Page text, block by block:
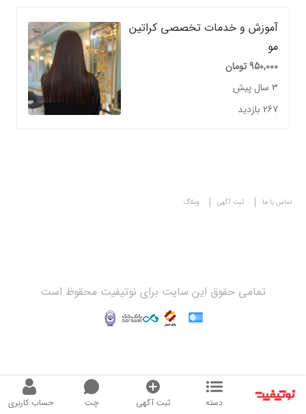
دسته ثبت آگهی چت حساب کاربری
آموزش و خدمات تخصصی کراتین
مو
950,000تومان
3 سال پیش
267 بازدید
تماس با ما ثبت آگهی وبلاگ
تمامی حقوق این سایت برای نوتیفیت محقوظ است